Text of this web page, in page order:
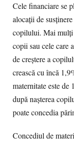
Cele financiare se
alocaţii de
copilului. Mai
copii sau cele care
de creştere a
crească cu încă
maternitate este de
după naşterea
poate concedia
Concediul de